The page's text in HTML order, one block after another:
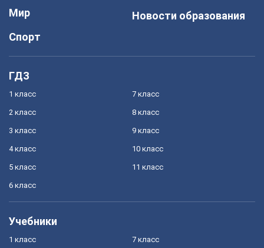
Мир
Спорт
Новости образования
ГДЗ
1 класс
2 класс
3 класс
4 класс
5 класс
6 класс
7 класс
8 класс
9 класс
10 класс
11 класс
Учебники
1 класс 7 класс